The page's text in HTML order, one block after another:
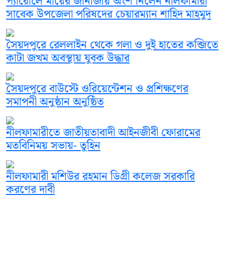
সাবেক উপজেলা পরিষদের চেয়ারম্যান শাহিদ মাহমুদ
সৈয়দপুরে রেললাইন থেকে গলা ও দুই হাতের কব্জিতে
কাটা জখম অবস্থায় যুবক উদ্ধার
সৈয়দপুরে বাউস্টে ওরিয়েন্টেশন ও প্রশিক্ষণের
সমাপনী অনুষ্ঠান অনুষ্ঠিত
নীলফামারীতে জাতীয়তাবাদী আইনজীবী ফোরামের
মতবিনিময় সভায়- তুহিন
নীলফামারী মশিউর রহমান ডিগ্রী কলেজ সরকারি
করণের দাবী